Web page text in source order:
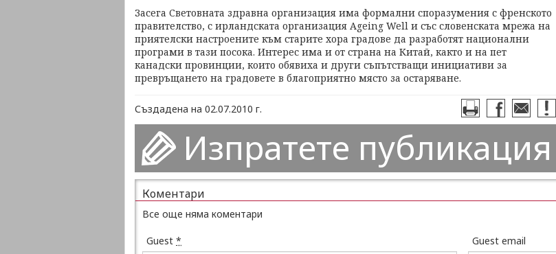
Засега Световната здравна организация има формални споразумения с френското
правителство, с ирландската организация Ageing Well и със словенската мрежа на
приятелски настроените към старите хора градове да разработят национални
програми в тази посока. Интерес има и от страна на Китай, както и на пет
канадски провинции, които обявиха и други съпътстващи инициативи за
превръщането на градовете в благоприятно място за остаряване.
Създадена на 02.07.2010 г.
Изпратете публикация
Коментари
Все още няма коментари
Guest * Guest email